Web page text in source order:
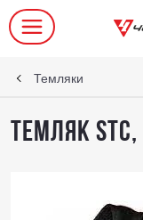
Темляки
Темляк STC,